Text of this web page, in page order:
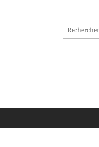
Rechercher :